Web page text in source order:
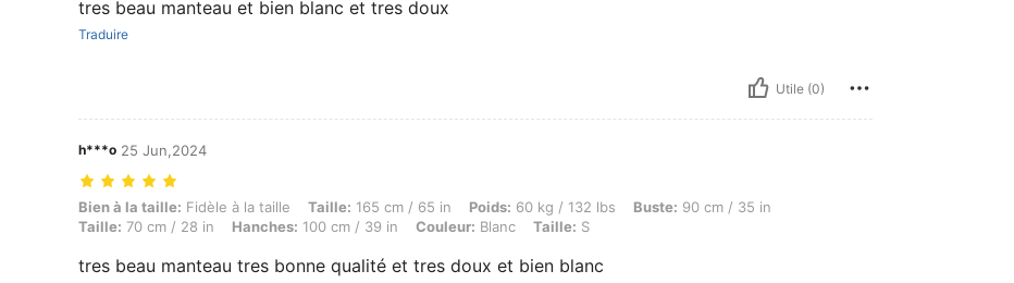
tres beau manteau et bien blanc et tres doux
Traduire
Utile (0)
h***o 25 Jun,2024
Bien à la taille: Fidèle à la taille, Taille: 165 cm / 65 in, Poids: 60 kg / 132 lbs, Buste: 90 cm / 35 in, Taille: 70 cm / 28 in, Hanches: 100 cm / 39 in, Couleur:
Bien à la taille: Fidèle à la taille Taille: 165 cm / 65 in Poids: 60 kg / 132 lbs Buste: 90 cm / 35 in
Taille: 70 cm / 28 in Hanches: 100 cm / 39 in Couleur: Blanc Taille: S
tres beau manteau tres bonne qualité et tres doux et bien blanc